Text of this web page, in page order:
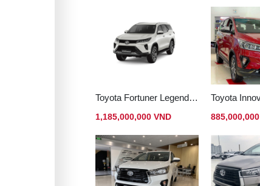
Toyota Fortuner Legender 2.4 AT Dầu 4x2
1,185,000,000 VND
Toyota